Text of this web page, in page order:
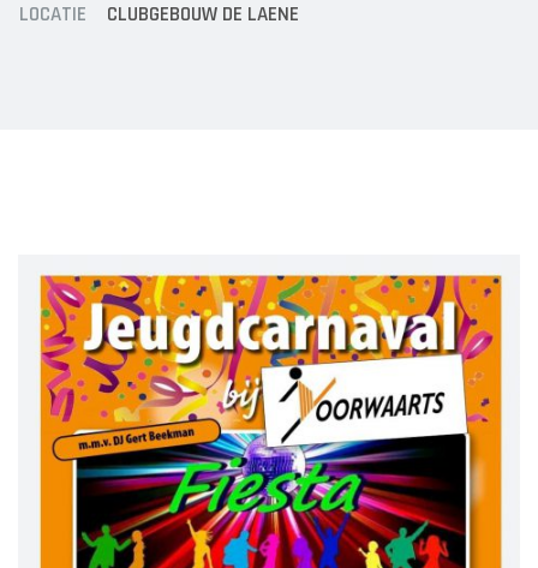
LOCATIE
CLUBGEBOUW DE LAENE